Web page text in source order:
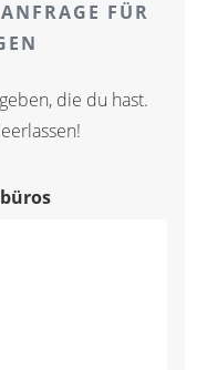
FÜR
die du hast.